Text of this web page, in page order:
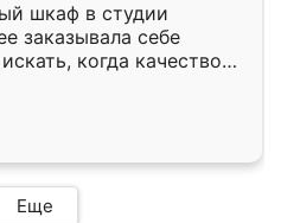
шкаф в студии
заказывала себе
когда качеством
кухня уже почти
нет.
Еще